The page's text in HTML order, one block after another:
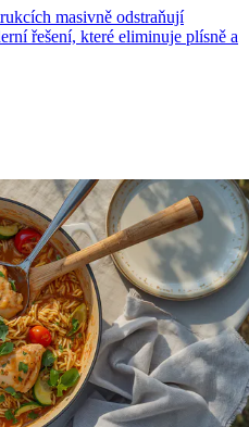
masivně odstraňují
řešení, které eliminuje plísně a